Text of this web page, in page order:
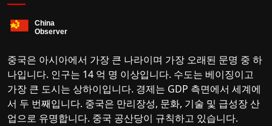
중국은 아시아에서 가장 큰 나라이며 가장 오래된 문명 중 하
나입니다. 인구는 14 억 명 이상입니다. 수도는 베이징이고
가장 큰 도시는 상하이입니다. 경제는 GDP 측면에서 세계에
서 두 번째입니다. 중국은 만리장성, 문화, 기술 및 급성장 산
업으로 유명합니다. 중국 공산당이 규칙하고 있습니다.